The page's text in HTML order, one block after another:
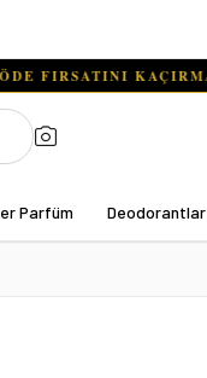
Parfüm Deodorantlar